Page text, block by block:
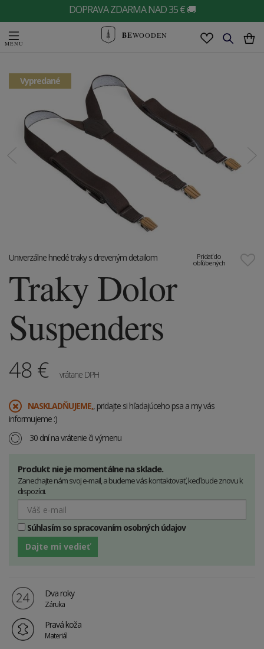
DOPRAVA ZDARMA NAD 35 € 🚚
BEWOODEN
Vypredané
Pridať do
obľúbených
Univerzálne hnedé traky s dreveným detailom
Traky Dolor
Suspenders
48 € vrátane DPH
​NASKLADŇUJEME,, pridajte si hľadajúceho psa a my vás
informujeme :)
30 dní na vrátenie či výmenu
Produkt nie je momentálne na sklade.
Zanechajte nám svoj e-mail, a budeme vás kontaktovať, keď bude znovu k
dispozícii.
Súhlasím so spracovaním osobných údajov
Dajte mi vedieť
Dva roky
Záruka
Pravá koža
Materiál